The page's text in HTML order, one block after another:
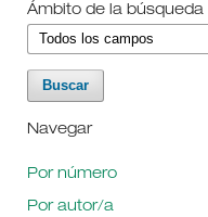
Ámbito de la búsqueda
Navegar
Por número
Por autor/a